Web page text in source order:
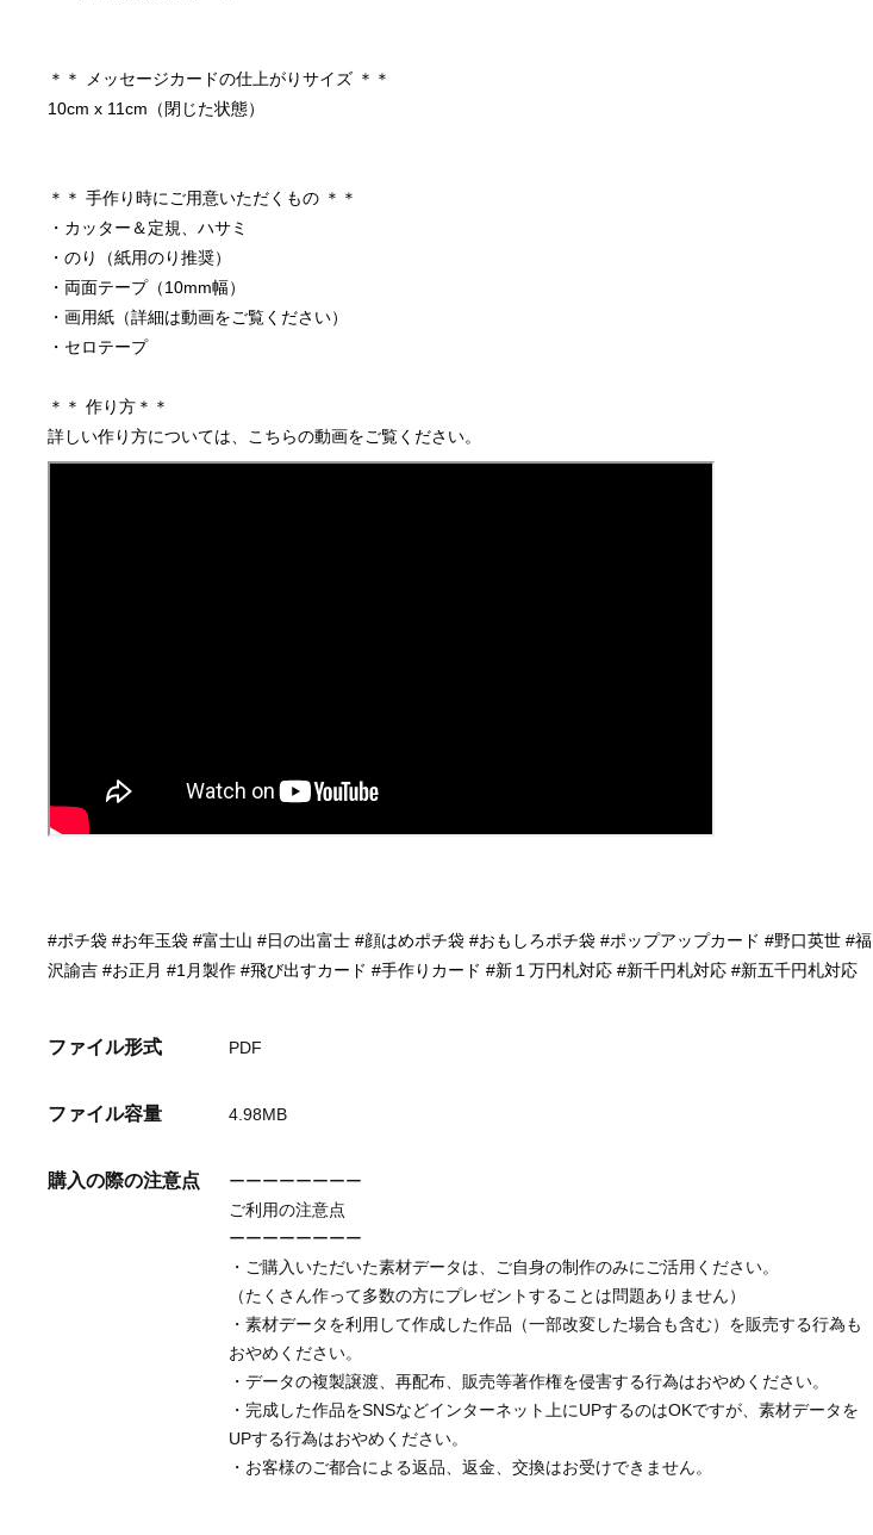
＊＊ メッセージカードの仕上がりサイズ ＊＊
10cm x 11cm（閉じた状態）
＊＊ 手作り時にご用意いただくもの ＊＊
・カッター＆定規、ハサミ
・のり（紙用のり推奨）
・両面テープ（10mm幅）
・画用紙（詳細は動画をご覧ください）
・セロテープ
＊＊ 作り方＊＊
詳しい作り方については、こちらの動画をご覧ください。
#ポチ袋 #お年玉袋 #富士山 #日の出富士 #顔はめポチ袋 #おもしろポチ袋 #ポップアップカード #野口英世 #福
沢諭吉 #お正月 #1月製作 #飛び出すカード #手作りカード #新１万円札対応 #新千円札対応 #新五千円札対応
ファイル形式 PDF
ファイル容量 4.98MB
購入の際の注意点
ーーーーーーーー
ご利用の注意点
ーーーーーーーー
・ご購入いただいた素材データは、ご自身の制作のみにご活用ください。
（たくさん作って多数の方にプレゼントすることは問題ありません）
・素材データを利用して作成した作品（一部改変した場合も含む）を販売する行為も
おやめください。
・データの複製譲渡、再配布、販売等著作権を侵害する行為はおやめください。
・完成した作品をSNSなどインターネット上にUPするのはOKですが、素材データを
UPする行為はおやめください。
・お客様のご都合による返品、返金、交換はお受けできません。